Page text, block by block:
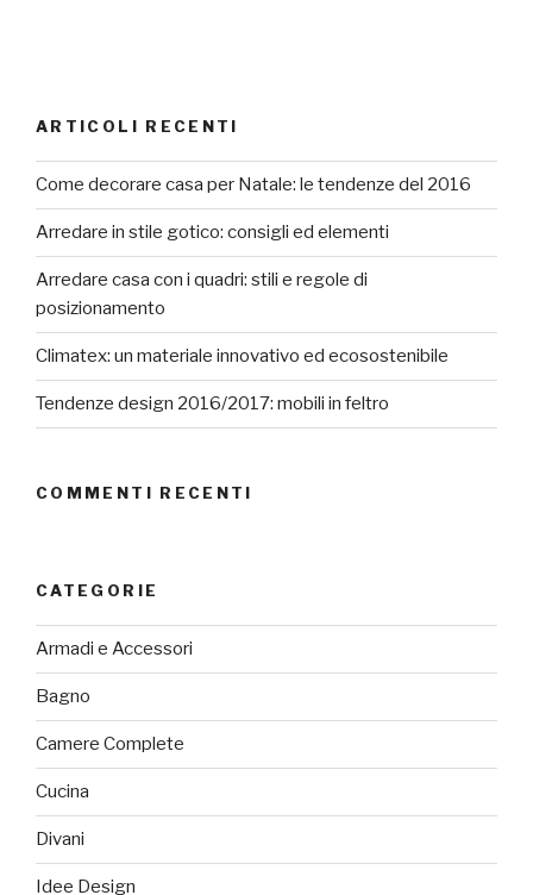
ARTICOLI RECENTI
Come decorare casa per Natale: le tendenze del 2016
Arredare in stile gotico: consigli ed elementi
Arredare casa con i quadri: stili e regole di
posizionamento
Climatex: un materiale innovativo ed ecosostenibile
Tendenze design 2016/2017: mobili in feltro
COMMENTI RECENTI
CATEGORIE
Armadi e Accessori
Bagno
Camere Complete
Cucina
Divani
Idee Design